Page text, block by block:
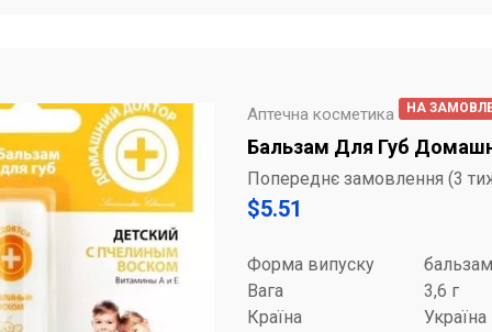
Аптечна косметика НА
Бальзам Для Губ
Попереднє замовлення (3
$5.51
Форма випуску
Вага
3,6 г
Країна
Україна